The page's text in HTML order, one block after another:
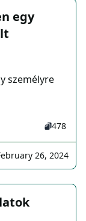
egy
személyre
478
26, 2024